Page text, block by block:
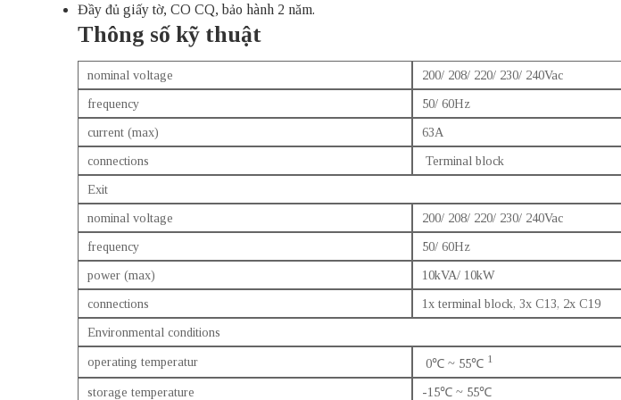
Đầy đủ giấy tờ, CO CQ, bảo hành 2 năm.
Thông số kỹ thuật
nominal voltage
200/ 208/ 220/ 230/ 240Vac
frequency
50/ 60Hz
current (max)
63A
connections
Terminal block
Exit
nominal voltage
200/ 208/ 220/ 230/ 240Vac
frequency
50/ 60Hz
power (max)
10kVA/ 10kW
connections
1x terminal block, 3x C13, 2x C19
Environmental conditions
operating temperatur 0℃ ~ 55℃ 1
storage temperature
-15℃ ~ 55℃